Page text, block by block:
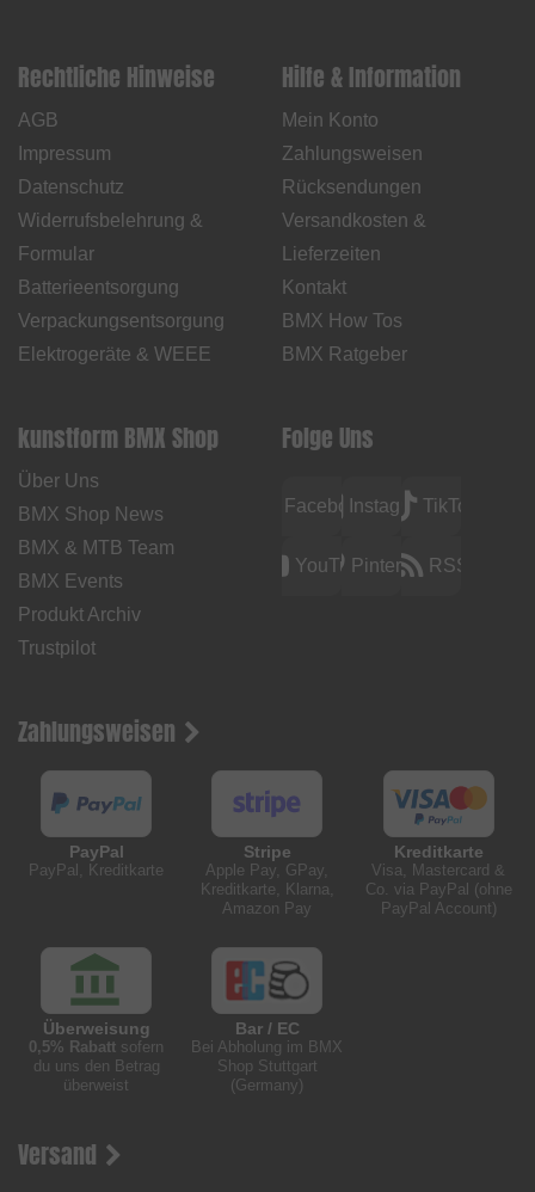
Rechtliche Hinweise
AGB
Impressum
Datenschutz
Widerrufsbelehrung &
Formular
Batterieentsorgung
Verpackungsentsorgung
Elektrogeräte & WEEE
Hilfe & Information
Mein Konto
Zahlungsweisen
Rücksendungen
Versandkosten &
Lieferzeiten
Kontakt
BMX How Tos
BMX Ratgeber
kunstform BMX Shop
Über Uns
BMX Shop News
BMX & MTB Team
BMX Events
Produkt Archiv
Trustpilot
Folge Uns
FacebookInstagramTikTok
YouTubePinterest RSS
Zahlungsweisen
PayPal
PayPal, Kreditkarte
Stripe
Apple Pay, GPay,
Kreditkarte, Klarna,
Amazon Pay
Kreditkarte
Visa, Mastercard &
Co. via PayPal (ohne
PayPal Account)
Überweisung
0,5% Rabatt sofern
du uns den Betrag
überweist
Bar / EC
Bei Abholung im BMX
Shop Stuttgart
(Germany)
Versand